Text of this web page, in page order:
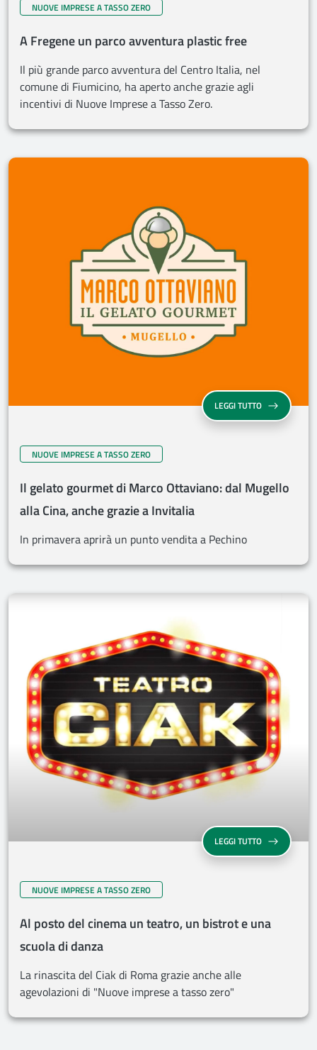
NUOVE IMPRESE A TASSO ZERO
A Fregene un parco avventura plastic free
Il più grande parco avventura del Centro Italia, nel
comune di Fiumicino, ha aperto anche grazie agli
incentivi di Nuove Imprese a Tasso Zero.
LEGGI TUTTO
NUOVE IMPRESE A TASSO ZERO
Il gelato gourmet di Marco Ottaviano: dal Mugello
alla Cina, anche grazie a Invitalia
In primavera aprirà un punto vendita a Pechino
LEGGI TUTTO
NUOVE IMPRESE A TASSO ZERO
Al posto del cinema un teatro, un bistrot e una
scuola di danza
La rinascita del Ciak di Roma grazie anche alle
agevolazioni di "Nuove imprese a tasso zero"